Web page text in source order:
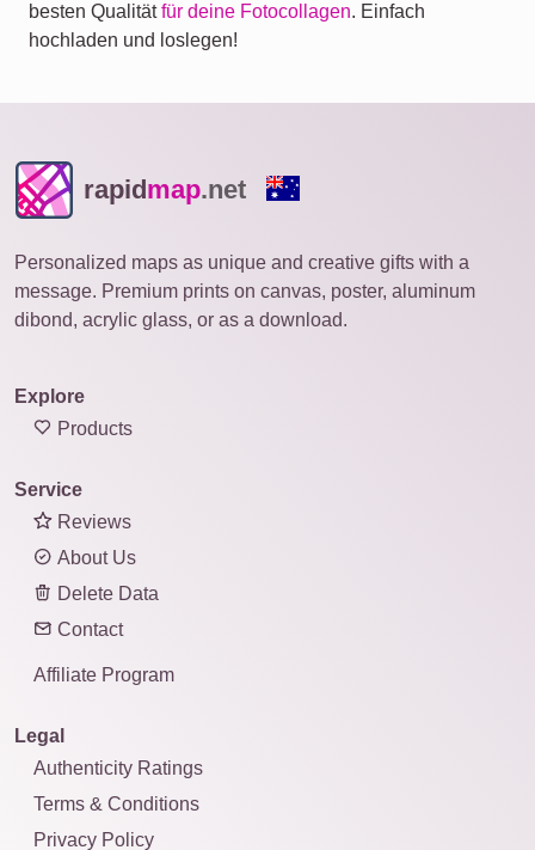
besten Qualitätfür deine Fotocollagen. Einfach
hochladen und loslegen!
rapidmap.net
Personalized maps as unique and creative gifts with a
message. Premium prints on canvas, poster, aluminum
dibond, acrylic glass, or as a download.
Explore
Products
Service
Reviews
About Us
Delete Data
Contact
Affiliate Program
Legal
Authenticity Ratings
Terms & Conditions
Privacy Policy